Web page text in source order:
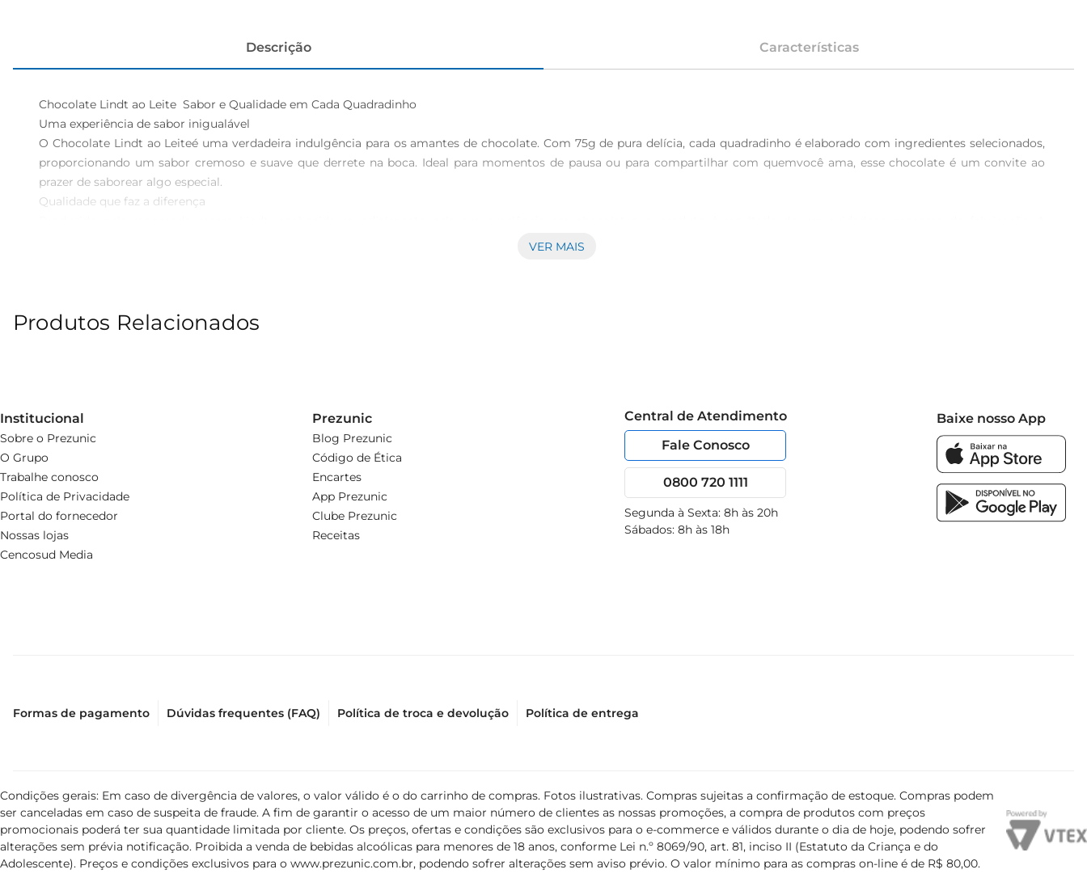
Descrição Características
Chocolate Lindt ao Leite  Sabor e Qualidade em Cada Quadradinho
Uma experiência de sabor inigualável
O Chocolate Lindt ao Leiteé uma verdadeira indulgência para os amantes de chocolate. Com 75g de pura delícia, cada quadradinho é elaborado com ingredientes selecionados,
proporcionando um sabor cremoso e suave que derrete na boca. Ideal para momentos de pausa ou para compartilhar com quemvocê ama, esse chocolate é um convite ao
prazer de saborear algo especial.
Qualidade que faz a diferença
combinação perfeita de cacau de alta qualidade e leite fresco resulta em um chocolate que não só agrada ao paladar, mas também traz a sensação de um produto premium.
momento de autocuidado, ele se adapta a qualquer ocasião. Além disso, pode ser utilizado em receitas, como coberturas de bolos ou sobremesas, elevando o sabor de suas
VER MAIS
Produtos Relacionados
Institucional
Sobre o Prezunic
O Grupo
Trabalhe conosco
Política de Privacidade
Portal do fornecedor
Nossas lojas
Cencosud Media
Prezunic
Blog Prezunic
Código de Ética
Encartes
App Prezunic
Clube Prezunic
Receitas
Central de Atendimento
Fale Conosco
0800 720 1111
Segunda à Sexta: 8h às 20h
Sábados: 8h às 18h
Baixe nosso App
Formas de pagamento Dúvidas frequentes (FAQ) Política de troca e devolução Política de entrega
Condições gerais: Em caso de divergência de valores, o valor válido é o do carrinho de compras. Fotos ilustrativas. Compras sujeitas a confirmação de estoque. Compras podem
ser canceladas em caso de suspeita de fraude. A fim de garantir o acesso de um maior número de clientes as nossas promoções, a compra de produtos com preços
promocionais poderá ter sua quantidade limitada por cliente. Os preços, ofertas e condições são exclusivos para o e-commerce e válidos durante o dia de hoje, podendo sofrer
alterações sem prévia notificação. Proibida a venda de bebidas alcoólicas para menores de 18 anos, conforme Lei n.º 8069/90, art. 81, inciso II (Estatuto da Criança e do
Adolescente). Preços e condições exclusivos para o www.prezunic.com.br, podendo sofrer alterações sem aviso prévio. O valor mínimo para as compras on-line é de R$ 80,00.